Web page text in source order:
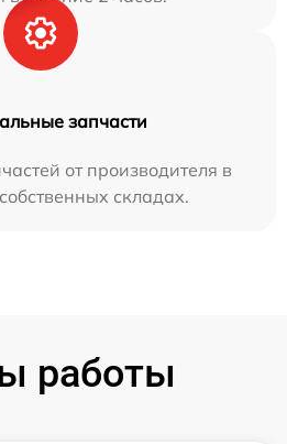
запчасти
от производителя в
складах.
работы